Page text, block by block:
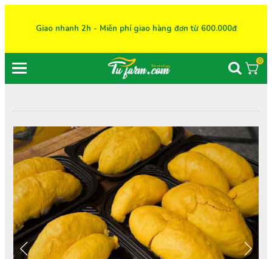
Giao nhanh 2h - Miễn phí giao hàng đơn từ 600.000đ
0